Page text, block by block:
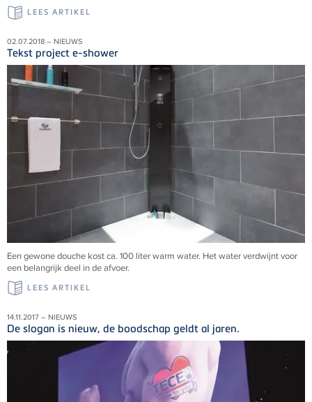
LEES ARTIKEL
02.07.2018 – NIEUWS
Tekst project e-shower
Een gewone douche kost ca. 100 liter warm water. Het water verdwijnt voor
een belangrijk deel in de afvoer.
LEES ARTIKEL
14.11.2017 – NIEUWS
De slogan is nieuw, de boodschap geldt al jaren.